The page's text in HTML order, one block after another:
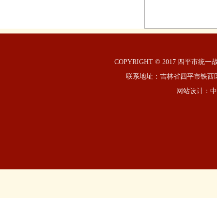
COPYRIGHT © 2017 四平市统
联系地址：吉林省四平市铁
网站设计：